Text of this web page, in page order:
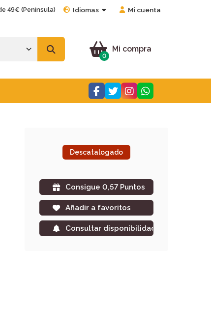
49€ (Peninsula) Idiomas Mi cuenta
Mi compra
0
Descatalogado
Consigue 0,57 Puntos
Añadir a favoritos
Consultar disponibilidad